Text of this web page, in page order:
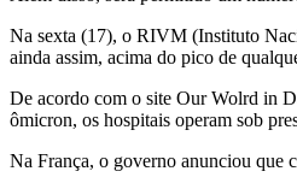
Na sexta (17), o RIVM (Instituto
ainda assim, acima do pico de
De acordo com o site Our Wolrd in
ômicron, os hospitais operam sob
Na França, o governo anunciou que